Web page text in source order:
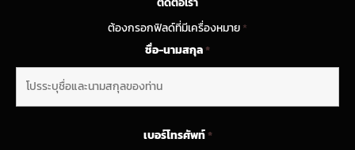
ต้องกรอกฟิลด์ที่มีเครื่องหมาย*
ชื่อ-นามสกุล*
เบอร์โทรศัพท์*